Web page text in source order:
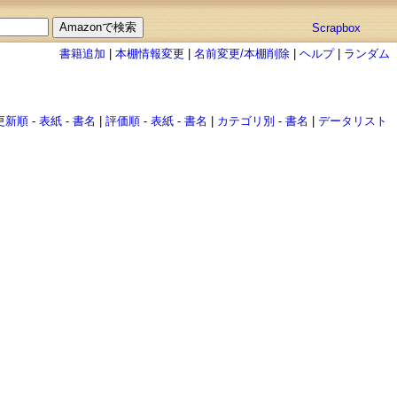
Scrapbox
書籍追加 |本棚情報変更 |名前変更/本棚削除 |ヘルプ| ランダム
新順 -表紙 -書名 |評価順 -表紙 -書名 カテゴリ別 -書名 |データリスト